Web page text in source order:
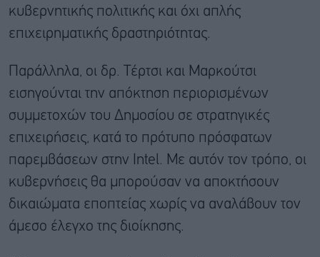
κυβερνητικής πολιτικής και όχι απλής
επιχειρηματικής δραστηριότητας.
Παράλληλα, οι δρ. Τέρτσι και Μαρκούτσι
εισηγούνται την απόκτηση περιορισμένων
συμμετοχών του Δημοσίου σε στρατηγικές
επιχειρήσεις, κατά το πρότυπο πρόσφατων
παρεμβάσεων στην Intel. Με αυτόν τον τρόπο, οι
κυβερνήσεις θα μπορούσαν να αποκτήσουν
δικαιώματα εποπτείας χωρίς να αναλάβουν τον
άμεσο έλεγχο της διοίκησης.